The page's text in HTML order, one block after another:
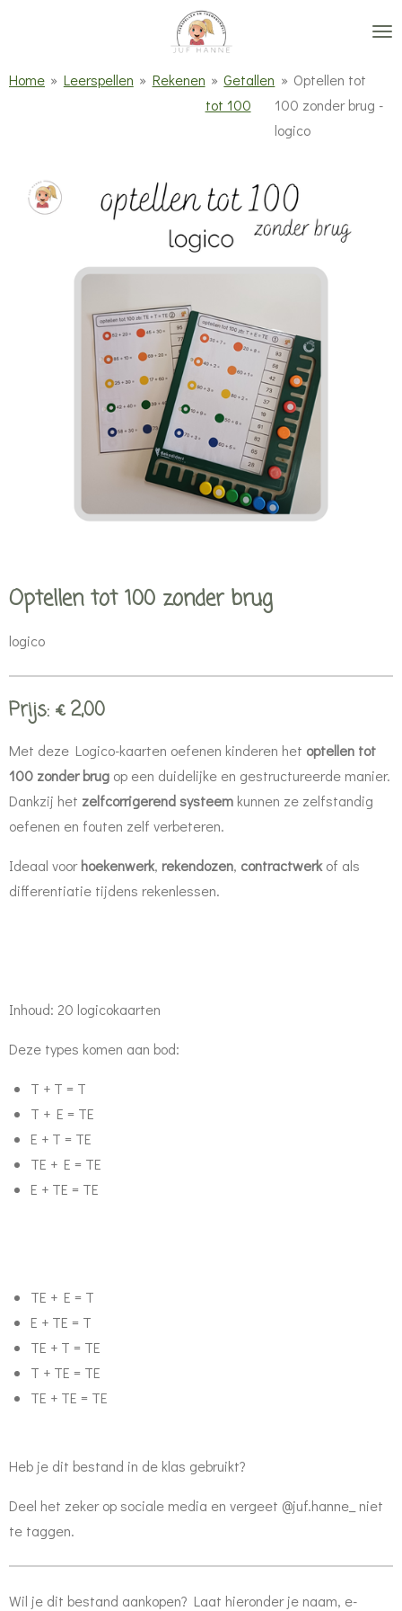
Home » Leerspellen » Rekenen » Getallen
tot 100
» Optellen tot
100 zonder brug -
logico
Optellen tot 100 zonder brug
logico
Prijs: € 2,00
Met deze Logico-kaarten oefenen kinderen het optellen tot
100 zonder brug op een duidelijke en gestructureerde manier.
Dankzij het zelfcorrigerend systeem kunnen ze zelfstandig
oefenen en fouten zelf verbeteren.
Ideaal voorhoekenwerk, rekendozen, contractwerkof als
differentiatie tijdens rekenlessen.
Inhoud: 20 logicokaarten
Deze types komen aan bod:
T + T = T
T + E = TE
E + T = TE
TE + E = TE
E + TE = TE
TE + E = T
E + TE = T
TE + T = TE
T + TE = TE
TE + TE = TE
Heb je dit bestand in de klas gebruikt?
Deel het zeker op sociale media en vergeet @juf.hanne_ niet
te taggen.
Wil je dit bestand aankopen? Laat hieronder je naam, e-